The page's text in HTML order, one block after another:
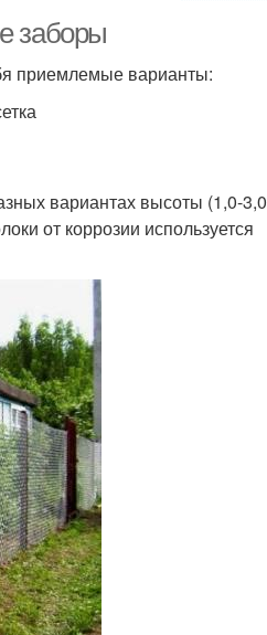
заборы
приемлемые варианты:
вариантах высоты (1,0-3,0
от коррозии используется